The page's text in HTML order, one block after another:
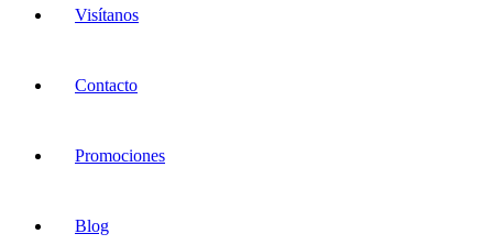
Visítanos
Contacto
Promociones
Blog